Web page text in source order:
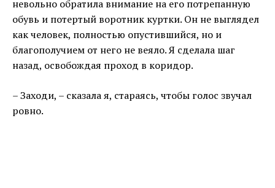
невольно обратила внимание на его потрепанную
обувь и потертый воротник куртки. Он не выглядел
как человек, полностью опустившийся, но и
благополучием от него не веяло. Я сделала шаг
назад, освобождая проход в коридор.
– Заходи, – сказала я, стараясь, чтобы голос звучал
ровно.